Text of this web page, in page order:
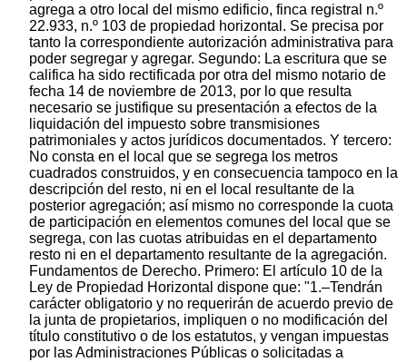
agrega a otro local del mismo edificio, finca registral n.º
22.933, n.º 103 de propiedad horizontal. Se precisa por
tanto la correspondiente autorización administrativa para
poder segregar y agregar. Segundo: La escritura que se
califica ha sido rectificada por otra del mismo notario de
fecha 14 de noviembre de 2013, por lo que resulta
necesario se justifique su presentación a efectos de la
liquidación del impuesto sobre transmisiones
patrimoniales y actos jurídicos documentados. Y tercero:
No consta en el local que se segrega los metros
cuadrados construidos, y en consecuencia tampoco en la
descripción del resto, ni en el local resultante de la
posterior agregación; así mismo no corresponde la cuota
de participación en elementos comunes del local que se
segrega, con las cuotas atribuidas en el departamento
resto ni en el departamento resultante de la agregación.
Fundamentos de Derecho. Primero: El artículo 10 de la
Ley de Propiedad Horizontal dispone que: "1.–Tendrán
carácter obligatorio y no requerirán de acuerdo previo de
la junta de propietarios, impliquen o no modificación del
título constitutivo o de los estatutos, y vengan impuestas
por las Administraciones Públicas o solicitadas a